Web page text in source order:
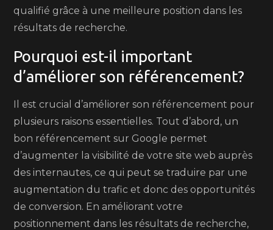
qualifié grâce à une meilleure position dans les
résultats de recherche.
Pourquoi est-il important
d’améliorer son référencement?
Il est crucial d’améliorer son référencement pour
plusieurs raisons essentielles. Tout d’abord, un
bon référencement sur Google permet
d’augmenter la visibilité de votre site web auprès
des internautes, ce qui peut se traduire par une
augmentation du trafic et donc des opportunités
de conversion. En améliorant votre
positionnement dans les résultats de recherche,